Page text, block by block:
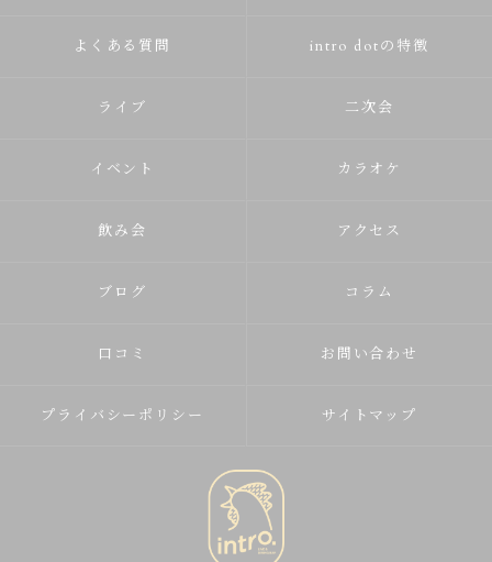
よくある質問 intro dotの特徴
ライブ 二次会
イベント カラオケ
飲み会 アクセス
ブログ コラム
口コミ お問い合わせ
プライバシーポリシー サイトマップ